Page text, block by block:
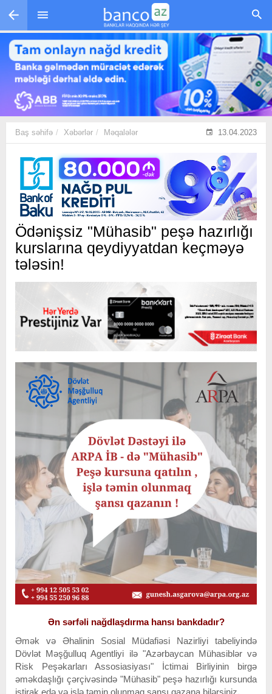
Skip to main content
Baş səhifə Xəbərlər Məqalələr 13.04.2023
Ödənişsiz "Mühasib" peşə hazırlığı
kurslarına qeydiyyatdan keçməyə
tələsin!
Ən sərfəli nağdlaşdırma hansı bankdadır?
Əmək və Əhalinin Sosial Müdafiəsi Nazirliyi tabeliyində
Dövlət Məşğulluq Agentliyi ilə "Azərbaycan Mühasiblər və
Risk Peşəkarları Assosiasiyası" İctimai Birliyinin birgə
əməkdaşlığı çərçivəsində "Mühasib" peşə hazırlığı kursunda
iştirak edə və işlə təmin olunmaq şansı qazana bilərsiniz.